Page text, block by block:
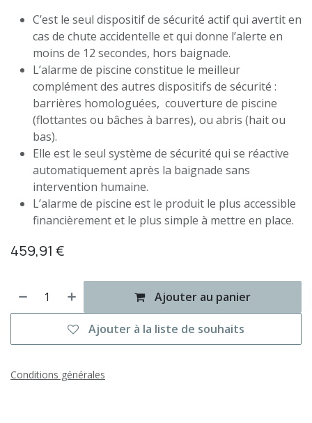
C’est le seul dispositif de sécurité actif qui avertit en
cas de chute accidentelle et qui donne l’alerte en
moins de 12 secondes, hors baignade.
L’alarme de piscine constitue le meilleur
complément des autres dispositifs de sécurité :
barrières homologuées, couverture de piscine
(flottantes ou bâches à barres), ou abris (hait ou
bas).
Elle est le seul système de sécurité qui se réactive
automatiquement après la baignade sans
intervention humaine.
L’alarme de piscine est le produit le plus accessible
financièrement et le plus simple à mettre en place.
459,91 €
Ajouter au panier
Ajouter à la liste de souhaits
Conditions générales